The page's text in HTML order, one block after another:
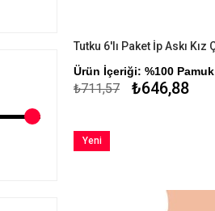
Ürün İçeriği: %100 Pamuk
₺646,88
₺711,57
Yeni